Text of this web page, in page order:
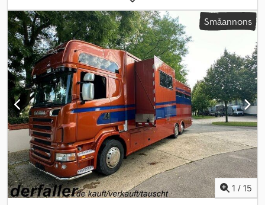
Omedelbart tillgänglig på vår anläggning i Kaufungen Mer INFO: *
Golec Nutzfahrzeuge GmbH (tyska, engelska, bulgariska, ryska) *
Viktoria Sologubova (polska, ryska, ukrainska, engelska) Aldrig varit
registrerad Chjdpfjytlldjx Ahaja Finansieringsexempel: * Internt
nummer: Traktor * Köpesumma: 72.000,00 € * Kontantinsats: 10% *
Löptid: 60 månader * Månadskostnad: 1.100,02 € * Restvärde:
14.380,00 € Om erbjudandet passar dig eller om du vill anpassa det
efter dina behov, vänligen kontakta oss (Herr Enchev). Vi ser fram
emot ditt samtal Med reservation för felskrivningar Vi tar gärna
emot din begagnade fordon i inbyte. Finansiering direkt hos oss
är möjlig. GOLEC NUTZFAHRZEUGE GMBH Vi talar: tyska, engelska,
spanska, polska, ukrainska, ryska, bulgariska.
Småannons
1 / 15